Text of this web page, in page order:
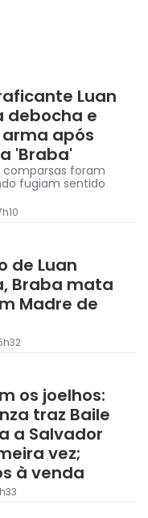
Luan
debocha e
após
'Braba'
comparsas foram
fugiam sentido
de Luan
Braba mata
Madre de
os joelhos:
traz Baile
a Salvador
vez;
à venda